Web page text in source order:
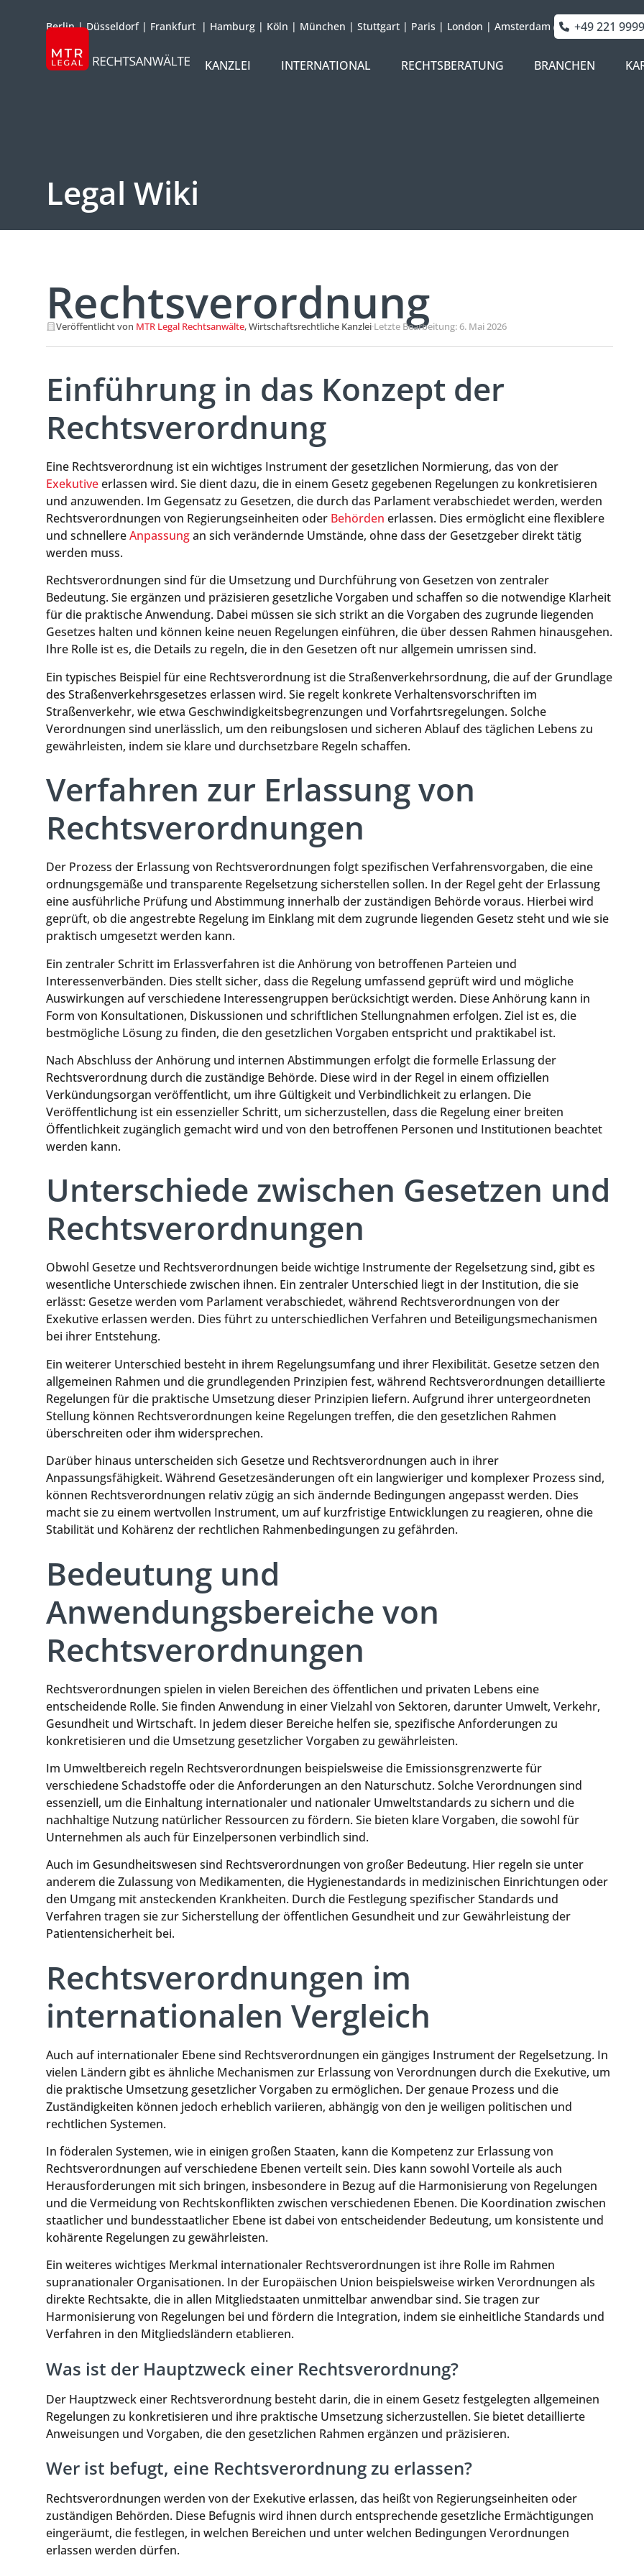
Berlin|Düsseldorf| Frankfurt | Hamburg | Köln | München | Stuttgart | Paris | London | Amsterdam +49 221
KANZLEI
INTERNATIONAL RECHTSBERATUNG BRANCHEN
Legal Wiki
Rechtsverordnung
Veröffentlicht von MTR Legal Rechtsanwälte, Wirtschaftsrechtliche Kanzlei·Letzte Bearbeitung: 6. Mai 2026
Einführung in das Konzept der
Rechtsverordnung
Eine Rechtsverordnung ist ein wichtiges Instrument der gesetzlichen Normierung, das von der
Exekutiveerlassen wird. Sie dient dazu, die in einem Gesetz gegebenen Regelungen zu konkretisieren
und anzuwenden. Im Gegensatz zu Gesetzen, die durch das Parlament verabschiedet werden, werden
Rechtsverordnungen von Regierungseinheiten oder Behörden erlassen. Dies ermöglicht eine flexiblere
und schnellereAnpassungan sich verändernde Umstände, ohne dass der Gesetzgeber direkt tätig
werden muss.
Rechtsverordnungen sind für die Umsetzung und Durchführung von Gesetzen von zentraler
Bedeutung. Sie ergänzen und präzisieren gesetzliche Vorgaben und schaffen so die notwendige Klarheit
für die praktische Anwendung. Dabei müssen sie sich strikt an die Vorgaben des zugrunde liegenden
Gesetzes halten und können keine neuen Regelungen einführen, die über dessen Rahmen hinausgehen.
Ihre Rolle ist es, die Details zu regeln, die in den Gesetzen oft nur allgemein umrissen sind.
Ein typisches Beispiel für eine Rechtsverordnung ist die Straßenverkehrsordnung, die auf der Grundlage
des Straßenverkehrsgesetzes erlassen wird. Sie regelt konkrete Verhaltensvorschriften im
Straßenverkehr, wie etwa Geschwindigkeitsbegrenzungen und Vorfahrtsregelungen. Solche
Verordnungen sind unerlässlich, um den reibungslosen und sicheren Ablauf des täglichen Lebens zu
gewährleisten, indem sie klare und durchsetzbare Regeln schaffen.
Verfahren zur Erlassung von
Rechtsverordnungen
Der Prozess der Erlassung von Rechtsverordnungen folgt spezifischen Verfahrensvorgaben, die eine
ordnungsgemäße und transparente Regelsetzung sicherstellen sollen. In der Regel geht der Erlassung
eine ausführliche Prüfung und Abstimmung innerhalb der zuständigen Behörde voraus. Hierbei wird
geprüft, ob die angestrebte Regelung im Einklang mit dem zugrunde liegenden Gesetz steht und wie sie
praktisch umgesetzt werden kann.
Ein zentraler Schritt im Erlassverfahren ist die Anhörung von betroffenen Parteien und
Interessenverbänden. Dies stellt sicher, dass die Regelung umfassend geprüft wird und mögliche
Auswirkungen auf verschiedene Interessengruppen berücksichtigt werden. Diese Anhörung kann in
Form von Konsultationen, Diskussionen und schriftlichen Stellungnahmen erfolgen. Ziel ist es, die
bestmögliche Lösung zu finden, die den gesetzlichen Vorgaben entspricht und praktikabel ist.
Nach Abschluss der Anhörung und internen Abstimmungen erfolgt die formelle Erlassung der
Rechtsverordnung durch die zuständige Behörde. Diese wird in der Regel in einem offiziellen
Verkündungsorgan veröffentlicht, um ihre Gültigkeit und Verbindlichkeit zu erlangen. Die
Veröffentlichung ist ein essenzieller Schritt, um sicherzustellen, dass die Regelung einer breiten
Öffentlichkeit zugänglich gemacht wird und von den betroffenen Personen und Institutionen beachtet
werden kann.
Unterschiede zwischen Gesetzen und
Rechtsverordnungen
Obwohl Gesetze und Rechtsverordnungen beide wichtige Instrumente der Regelsetzung sind, gibt es
wesentliche Unterschiede zwischen ihnen. Ein zentraler Unterschied liegt in der Institution, die sie
erlässt: Gesetze werden vom Parlament verabschiedet, während Rechtsverordnungen von der
Exekutive erlassen werden. Dies führt zu unterschiedlichen Verfahren und Beteiligungsmechanismen
bei ihrer Entstehung.
Ein weiterer Unterschied besteht in ihrem Regelungsumfang und ihrer Flexibilität. Gesetze setzen den
allgemeinen Rahmen und die grundlegenden Prinzipien fest, während Rechtsverordnungen detaillierte
Regelungen für die praktische Umsetzung dieser Prinzipien liefern. Aufgrund ihrer untergeordneten
Stellung können Rechtsverordnungen keine Regelungen treffen, die den gesetzlichen Rahmen
überschreiten oder ihm widersprechen.
Darüber hinaus unterscheiden sich Gesetze und Rechtsverordnungen auch in ihrer
Anpassungsfähigkeit. Während Gesetzesänderungen oft ein langwieriger und komplexer Prozess sind,
können Rechtsverordnungen relativ zügig an sich ändernde Bedingungen angepasst werden. Dies
macht sie zu einem wertvollen Instrument, um auf kurzfristige Entwicklungen zu reagieren, ohne die
Stabilität und Kohärenz der rechtlichen Rahmenbedingungen zu gefährden.
Bedeutung und
Anwendungsbereiche von
Rechtsverordnungen
Rechtsverordnungen spielen in vielen Bereichen des öffentlichen und privaten Lebens eine
entscheidende Rolle. Sie finden Anwendung in einer Vielzahl von Sektoren, darunter Umwelt, Verkehr,
Gesundheit und Wirtschaft. In jedem dieser Bereiche helfen sie, spezifische Anforderungen zu
konkretisieren und die Umsetzung gesetzlicher Vorgaben zu gewährleisten.
Im Umweltbereich regeln Rechtsverordnungen beispielsweise die Emissionsgrenzwerte für
verschiedene Schadstoffe oder die Anforderungen an den Naturschutz. Solche Verordnungen sind
essenziell, um die Einhaltung internationaler und nationaler Umweltstandards zu sichern und die
nachhaltige Nutzung natürlicher Ressourcen zu fördern. Sie bieten klare Vorgaben, die sowohl für
Unternehmen als auch für Einzelpersonen verbindlich sind.
Auch im Gesundheitswesen sind Rechtsverordnungen von großer Bedeutung. Hier regeln sie unter
anderem die Zulassung von Medikamenten, die Hygienestandards in medizinischen Einrichtungen oder
den Umgang mit ansteckenden Krankheiten. Durch die Festlegung spezifischer Standards und
Verfahren tragen sie zur Sicherstellung der öffentlichen Gesundheit und zur Gewährleistung der
Patientensicherheit bei.
Rechtsverordnungen im
internationalen Vergleich
Auch auf internationaler Ebene sind Rechtsverordnungen ein gängiges Instrument der Regelsetzung. In
vielen Ländern gibt es ähnliche Mechanismen zur Erlassung von Verordnungen durch die Exekutive, um
die praktische Umsetzung gesetzlicher Vorgaben zu ermöglichen. Der genaue Prozess und die
Zuständigkeiten können jedoch erheblich variieren, abhängig von den je weiligen politischen und
rechtlichen Systemen.
In föderalen Systemen, wie in einigen großen Staaten, kann die Kompetenz zur Erlassung von
Rechtsverordnungen auf verschiedene Ebenen verteilt sein. Dies kann sowohl Vorteile als auch
Herausforderungen mit sich bringen, insbesondere in Bezug auf die Harmonisierung von Regelungen
und die Vermeidung von Rechtskonflikten zwischen verschiedenen Ebenen. Die Koordination zwischen
staatlicher und bundesstaatlicher Ebene ist dabei von entscheidender Bedeutung, um konsistente und
kohärente Regelungen zu gewährleisten.
Ein weiteres wichtiges Merkmal internationaler Rechtsverordnungen ist ihre Rolle im Rahmen
supranationaler Organisationen. In der Europäischen Union beispielsweise wirken Verordnungen als
direkte Rechtsakte, die in allen Mitgliedstaaten unmittelbar anwendbar sind. Sie tragen zur
Harmonisierung von Regelungen bei und fördern die Integration, indem sie einheitliche Standards und
Verfahren in den Mitgliedsländern etablieren.
Was ist der Hauptzweck einer Rechtsverordnung?
Der Hauptzweck einer Rechtsverordnung besteht darin, die in einem Gesetz festgelegten allgemeinen
Regelungen zu konkretisieren und ihre praktische Umsetzung sicherzustellen. Sie bietet detaillierte
Anweisungen und Vorgaben, die den gesetzlichen Rahmen ergänzen und präzisieren.
Wer ist befugt, eine Rechtsverordnung zu erlassen?
Rechtsverordnungen werden von der Exekutive erlassen, das heißt von Regierungseinheiten oder
zuständigen Behörden. Diese Befugnis wird ihnen durch entsprechende gesetzliche Ermächtigungen
eingeräumt, die festlegen, in welchen Bereichen und unter welchen Bedingungen Verordnungen
erlassen werden dürfen.